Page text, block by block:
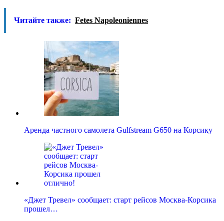
Читайте также: Fetes Napoleoniennes
Аренда частного самолета Gulfstream G650 на Корсику
«Джет Тревел» сообщает: старт рейсов Москва-Корсика
прошел…